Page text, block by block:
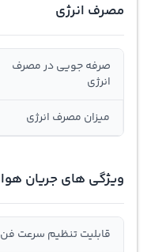
مصرف انرژی
صرفه جویی در مصرف
انرژی
ميزان مصرف انرژی
ویژگی های جریان هوا
قابلیت تنظیم سرعت فن